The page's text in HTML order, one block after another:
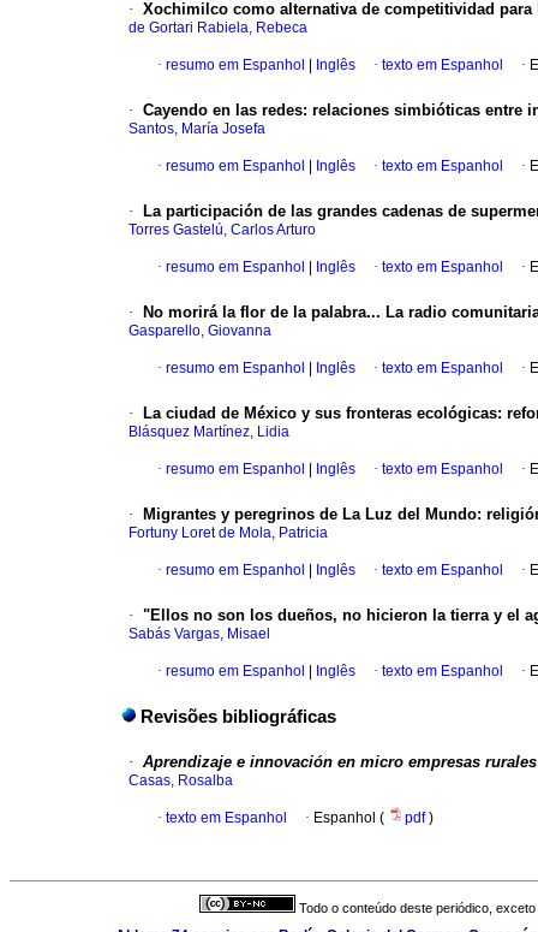
· Xochimilco como alternativa de competitividad
de Gortari Rabiela, Rebeca
· resumo em Espanhol Inglês · texto em Espanhol ·
· Cayendo en las redes: relaciones simbióticas entre
Santos, María Josefa
· resumo em Espanhol Inglês · texto em Espanhol ·
· La participación de las grandes cadenas de
Torres Gastelú, Carlos Arturo
· resumo em Espanhol Inglês · texto em Espanhol ·
· No morirá la flor de la palabra... La radio
Gasparello, Giovanna
· resumo em Espanhol Inglês · texto em Espanhol ·
· La ciudad de México y sus fronteras ecológicas:
Blásquez Martínez, Lidia
· resumo em Espanhol Inglês · texto em Espanhol ·
· Migrantes y peregrinos de La Luz del Mundo:
Fortuny Loret de Mola, Patricia
· resumo em Espanhol Inglês · texto em Espanhol ·
· "Ellos no son los dueños, no hicieron la tierra y el
Sabás Vargas, Misael
· resumo em Espanhol Inglês · texto em Espanhol ·
Revisões bibliográficas
· Aprendizaje e innovación en micro empresas rurales
Casas, Rosalba
· texto em Espanhol · Espanhol ( pdf)
Todo o conteúdo deste periódico,